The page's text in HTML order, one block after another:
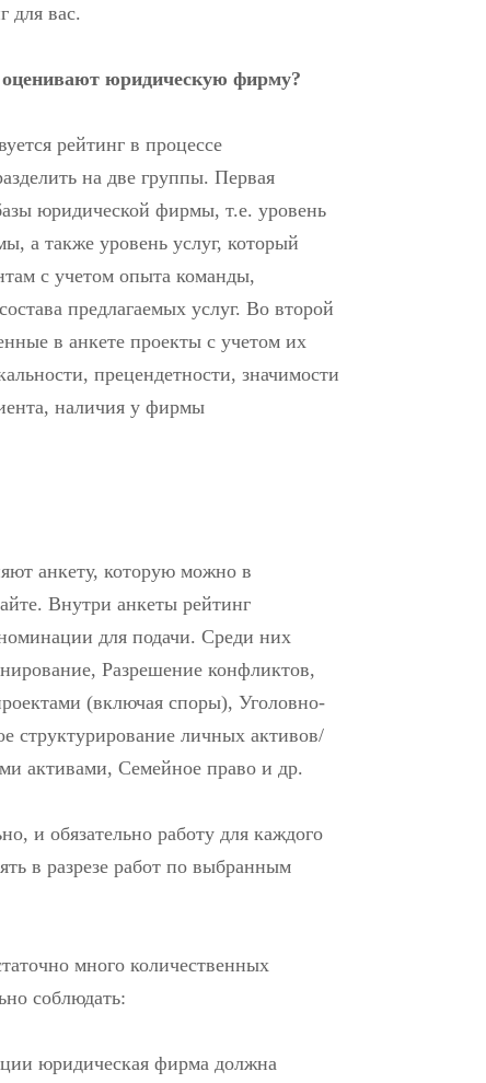
для вас.
юридическую фирму?
рейтинг в процессе
на две группы. Первая
юридической фирмы, т.е. уровень
а также уровень услуг, который
с учетом опыта команды,
предлагаемых услуг. Во второй
в анкете проекты с учетом их
прецендетности, значимости
наличия у фирмы
анкету, которую можно в
Внутри анкеты рейтинг
для подачи. Среди них
Разрешение конфликтов,
(включая споры), Уголовно-
структурирование личных активов/
активами, Семейное право и др.
и обязательно работу для каждого
в разрезе работ по выбранным
много количественных
соблюдать:
юридическая фирма должна